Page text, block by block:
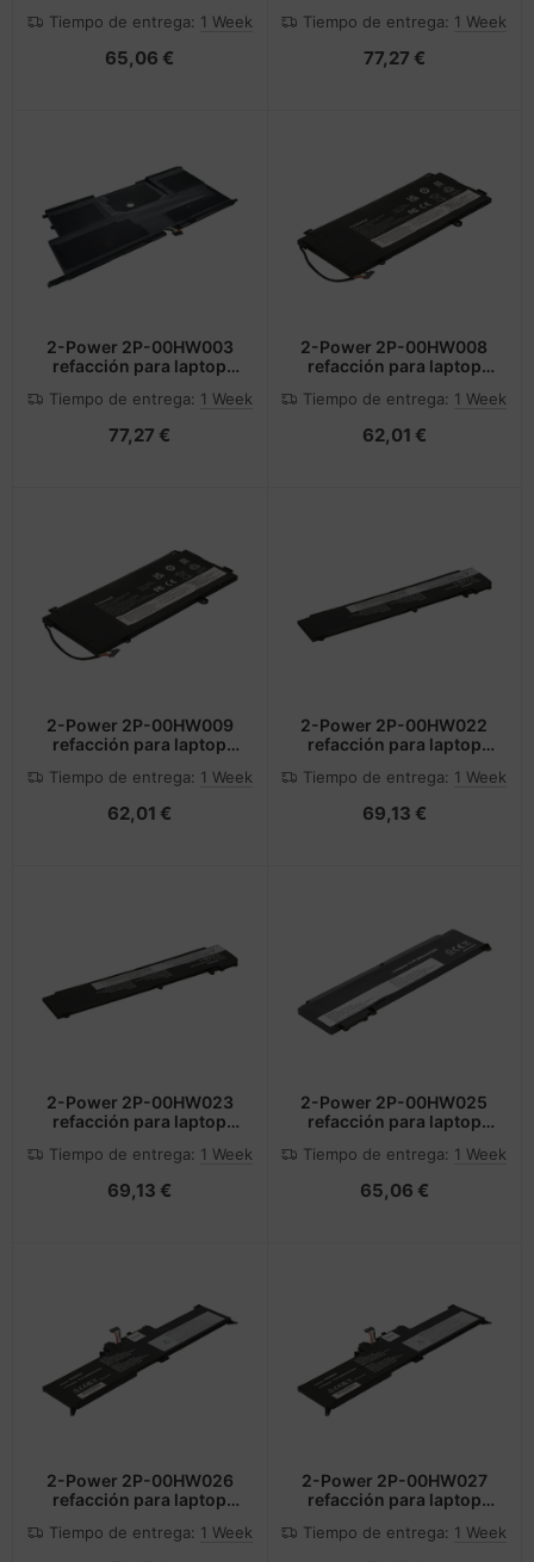
Tiempo de entrega: 1 Week
65,06 €
Tiempo de entrega: 1 Week
77,27 €
2-Power 2P-00HW003
refacción para laptop
Tiempo de entrega: 1 Week
77,27 €
2-Power 2P-00HW008
refacción para laptop
Tiempo de entrega: 1 Week
62,01 €
2-Power 2P-00HW009
refacción para laptop
Tiempo de entrega: 1 Week
62,01 €
2-Power 2P-00HW022
refacción para laptop
Tiempo de entrega: 1 Week
69,13 €
2-Power 2P-00HW023
refacción para laptop
Tiempo de entrega: 1 Week
69,13 €
2-Power 2P-00HW025
refacción para laptop
Tiempo de entrega: 1 Week
65,06 €
2-Power 2P-00HW026
refacción para laptop
Tiempo de entrega: 1 Week
2-Power 2P-00HW027
refacción para laptop
Tiempo de entrega: 1 Week